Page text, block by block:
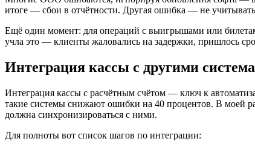
итоге — сбои в отчётности. Другая ошибка — не
Ещё один момент: для операций с выигрышами или
учла это — клиенты жаловались на задержки, пришлось
Интеграция кассы с другими
Интеграция кассы с расчётным счётом — ключ к
такие системы снижают ошибки на 40 процентов. В моей
должна синхронизироваться с ними.
Для полноты вот список шагов по интеграции: